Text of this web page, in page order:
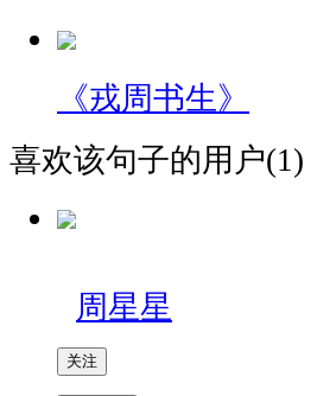
《戎周书生》
喜欢该句子的用户(1)
周星星
关注